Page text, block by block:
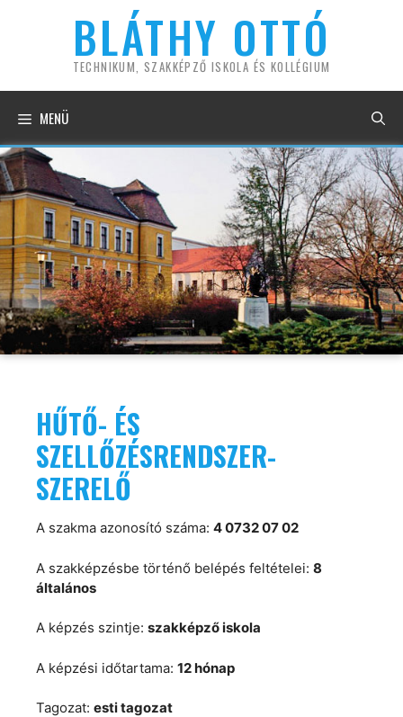
BLÁTHY OTTÓ
TECHNIKUM, SZAKKÉPZŐ ISKOLA ÉS KOLLÉGIUM
MENÜ
HŰTŐ- ÉS
SZELLŐZÉSRENDSZER-
SZERELŐ
A szakma azonosító száma: 4 0732 07 02
A szakképzésbe történő belépés feltételei: 8
általános
A képzés szintje: szakképző iskola
A képzési időtartama: 12 hónap
Tagozat: esti tagozat